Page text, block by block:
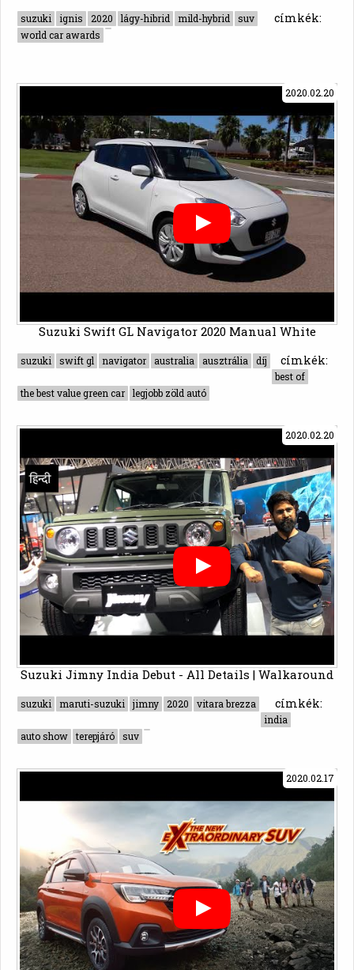
címkék:
suzuki ignis 2020 lágy-hibrid mild-hybrid
suv
world car awards
Suzuki Swift GL Navigator 2020 Manual White
címkék:
suzuki swift gl navigator australia ausztrália
díj
best of
the best value green car
legjobb zöld autó
2020.02.20
Suzuki Jimny India Debut - All Details | Walkaround
címkék:
suzuki maruti-suzuki jimny 2020
vitara brezza
india
auto show
terepjáró suv
2020.02.20
2020.02.17